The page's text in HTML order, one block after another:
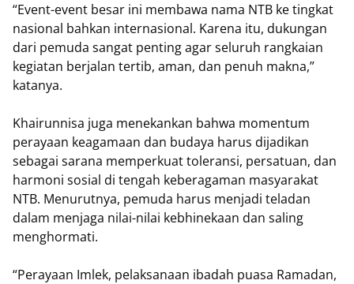
“Event-event besar ini membawa nama NTB ke tingkat
nasional bahkan internasional. Karena itu, dukungan
dari pemuda sangat penting agar seluruh rangkaian
kegiatan berjalan tertib, aman, dan penuh makna,”
katanya.
Khairunnisa juga menekankan bahwa momentum
perayaan keagamaan dan budaya harus dijadikan
sebagai sarana memperkuat toleransi, persatuan, dan
harmoni sosial di tengah keberagaman masyarakat
NTB. Menurutnya, pemuda harus menjadi teladan
dalam menjaga nilai-nilai kebhinekaan dan saling
menghormati.
“Perayaan Imlek, pelaksanaan ibadah puasa Ramadan,